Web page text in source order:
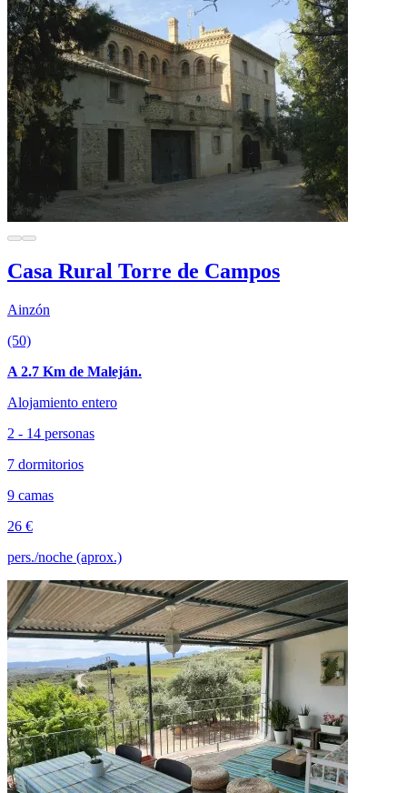
Casa Rural Torre de Campos
Ainzón
(50)
A 2.7 Km de Maleján.
Alojamiento entero
2 - 14 personas
7 dormitorios
9 camas
26 €
pers./noche (aprox.)